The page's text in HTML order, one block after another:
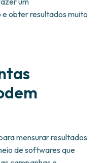
obter resultados muito
mensurar resultados
de softwares que